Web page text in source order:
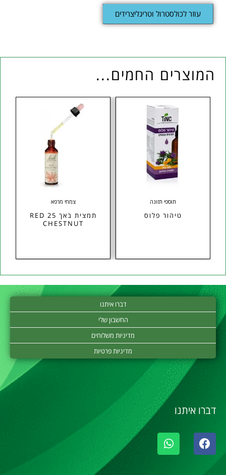
עוזר לכולסטרול וטריגליצרידים
המוצרים החמים...
תוספי תזונה
טיהור פלוס
צמחי מרפא
תמצית באך 25 RED
CHESTNUT
דברו איתנו
החשבון שלי
מדיניות משלוחים
מדיניות פרטיות
דברו איתנו